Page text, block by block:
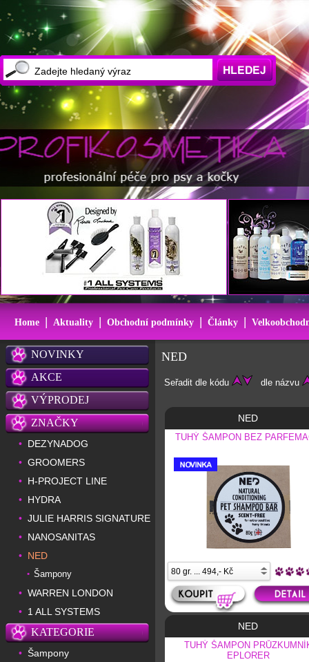
Home | Aktuality | Obchodní podmínky | Články |
NOVINKY
AKCE
VÝPRODEJ
ZNAČKY
• DEZYNADOG
• GROOMERS
• H-PROJECT LINE
• HYDRA
• JULIE HARRIS SIGNATURE
• NANOSANITAS
• NED
• Šampony
• WARREN LONDON
• 1 ALL SYSTEMS
KATEGORIE
• Šampony
NED
Seřadit dle kódu dle názvu
NED
TUHÝ ŠAMPON BEZ
NED
TUHÝ ŠAMPON
EPLORER